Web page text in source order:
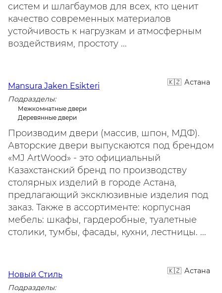
систем и шлагбаумов для всех, кто ценит
качество современных материалов
устойчивость к нагрузкам и атмосферным
воздействиям, простоту ...
Астана
Mansura Jaken Esikteri
Подразделы:
Межкомнатные двери
Деревянные двери
Производим двери (массив, шпон, МДФ).
Авторские двери выпускаются под брендом
«MJ ArtWood» - это официальный
Казахстанский бренд по производству
столярных изделий в городе Астана,
предлагающий эксклюзивные изделия под
заказ. Также в ассортименте: корпусная
мебель: шкафы, гардеробные, туалетные
столики, тумбы, фасады, кухни, лестницы. ...
Астана
Новый Стиль
Подразделы: